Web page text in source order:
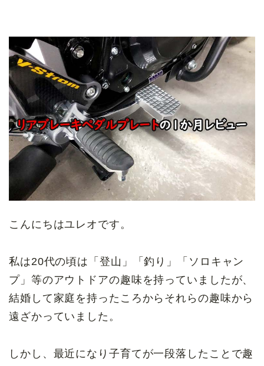
こんにちはユレオです。
私は20代の頃は「登山」「釣り」「ソロキャン
プ」等のアウトドアの趣味を持っていましたが、
結婚して家庭を持ったころからそれらの趣味から
遠ざかっていました。
しかし、最近になり子育てが一段落したことで趣